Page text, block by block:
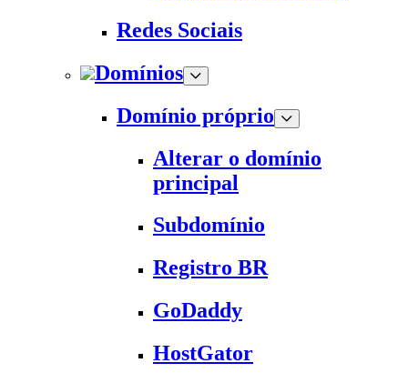
Redes Sociais
Domínios
Domínio próprio
Alterar o domínio
principal
Subdomínio
Registro BR
GoDaddy
HostGator